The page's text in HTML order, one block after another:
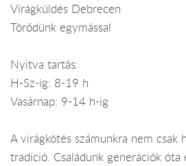
Virágküldés Debrecen
Törődünk egymással
Nyitva tartás:
H-Sz-ig: 8-19 h
Vasárnap: 9-14 h-ig
A virágkötés számunkra nem csak
tradíció. Családunk generációk